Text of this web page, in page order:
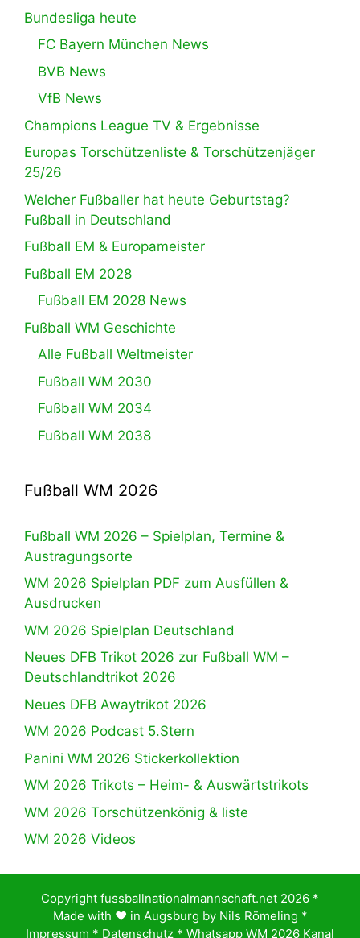
Bundesliga heute
FC Bayern München News
BVB News
VfB News
Champions League TV & Ergebnisse
Europas Torschützenliste & Torschützenjäger
25/26
Welcher Fußballer hat heute Geburtstag?
Fußball in Deutschland
Fußball EM & Europameister
Fußball EM 2028
Fußball EM 2028 News
Fußball WM Geschichte
Alle Fußball Weltmeister
Fußball WM 2030
Fußball WM 2034
Fußball WM 2038
Fußball WM 2026
Fußball WM 2026 – Spielplan, Termine &
Austragungsorte
WM 2026 Spielplan PDF zum Ausfüllen &
Ausdrucken
WM 2026 Spielplan Deutschland
Neues DFB Trikot 2026 zur Fußball WM –
Deutschlandtrikot 2026
Neues DFB Awaytrikot 2026
WM 2026 Podcast 5.Stern
Panini WM 2026 Stickerkollektion
WM 2026 Trikots – Heim- & Auswärtstrikots
WM 2026 Torschützenkönig & liste
WM 2026 Videos
Copyright fussballnationalmannschaft.net 2026 *
Made with ♥️ in Augsburg by Nils Römeling *
Impressum * Datenschutz * Whatsapp WM 2026 Kanal